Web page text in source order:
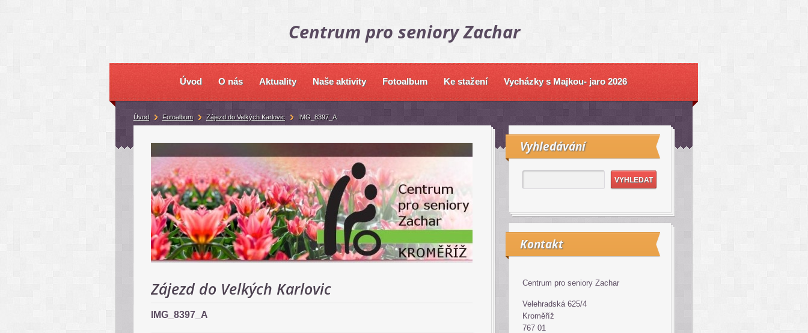
Centrum pro seniory Zachar
Úvod O nás Aktuality Naše aktivity Fotoalbum Ke stažení Vycházky s Majkou- jaro 2026
Zájezd do Velkých Karlovic
IMG_8397_A
Vyhledávání
Kontakt
Centrum pro seniory Zachar
Velehradská 625/4
Kroměříž
767 01
Úvod Fotoalbum Zájezd do Velkých Karlovic IMG_8397_A